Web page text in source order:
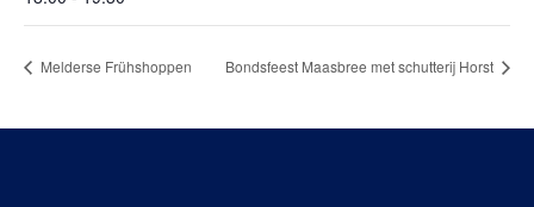
Melderse Frühshoppen Bondsfeest Maasbree met schutterij Horst